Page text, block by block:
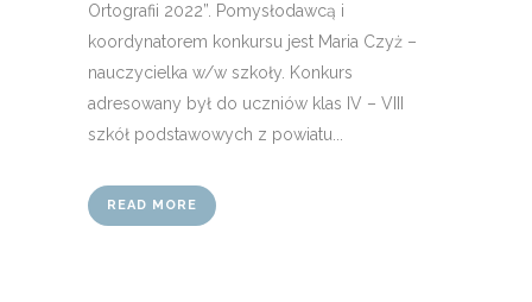
Ortografii 2022”. Pomysłodawcą i
koordynatorem konkursu jest Maria Czyż –
nauczycielka w/w szkoły. Konkurs
adresowany był do uczniów klas IV – VIII
szkół podstawowych z powiatu...
READ MORE